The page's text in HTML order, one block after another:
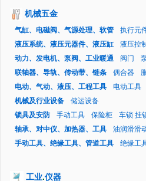
机械五金
气缸、电磁阀、气源处理、软管 执行元
液压系统、液压元器件、液压缸
液压控
动力、发电机、泵阀、工业暖通
阀门
联轴器、导轨、传动带、链条
偶合器
电动、气动、液压、工程工具
电动工具
机械及行业设备
储运设备
锁具及安防
手动工具 保险柜 车锁 挂
轴承、对中仪、加热器、工具
油润滑滑
手动工具、绝缘工具、管道工具
绝缘工
工业.仪器